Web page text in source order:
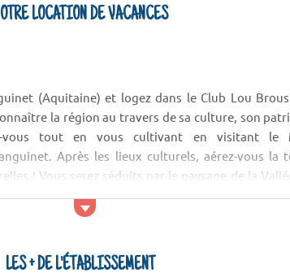
LOCATION DE VACANCES
(Aquitaine) et logez dans le Club Lou
la région au travers de sa culture, son
vous tout en vous cultivant en visitant le
Après les lieux culturels, aérez-vous la
! Vous serez séduits par le paysage de la
de l'Étang de Hardy.
LES + DE L'ÉTABLISSEMENT